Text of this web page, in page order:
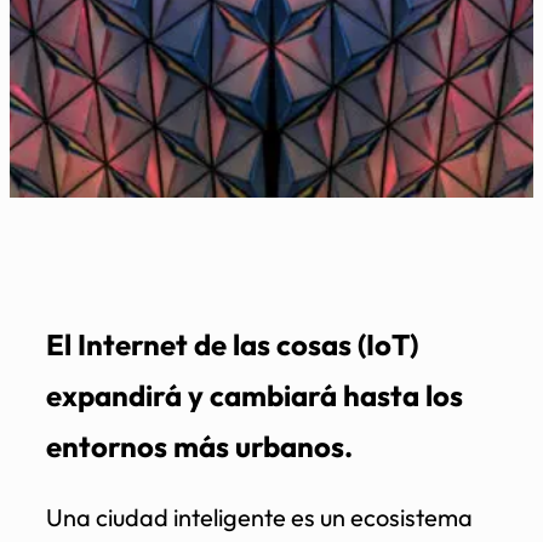
El Internet de las cosas (IoT)
expandirá y cambiará hasta los
entornos más urbanos.
Una ciudad inteligente es un ecosistema